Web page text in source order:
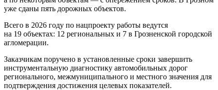
уже сданы пять дорожных объектов.
Всего в 2026 году по нацпроекту работы ведутся
на 19 объектах: 12 региональных и 7 в Грозненской городской
агломерации.
Заказчикам поручено в установленные сроки завершить
инструментальную диагностику автомобильных дорог
регионального, межмуниципального и местного значения для
подтверждения достижения целевых показателей.